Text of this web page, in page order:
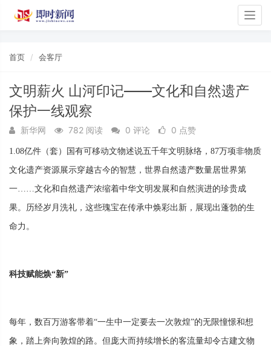
首页 会客厅
文明薪火 山河印记——文化和自然遗产
保护一线观察
新华网 782 阅读 0 评论 0 点赞
1.08亿件（套）国有可移动文物述说五千年文明脉络，87万项非物质
文化遗产资源展示穿越古今的智慧，世界自然遗产数量居世界第
一……文化和自然遗产浓缩着中华文明发展和自然演进的珍贵成
果。历经岁月洗礼，这些瑰宝在传承中焕彩出新，展现出蓬勃的生
命力。
科技赋能焕“新”
每年，数百万游客带着“一生中一定要去一次敦煌”的无限憧憬和想
象，踏上奔向敦煌的路。但庞大而持续增长的客流量却令古建文物